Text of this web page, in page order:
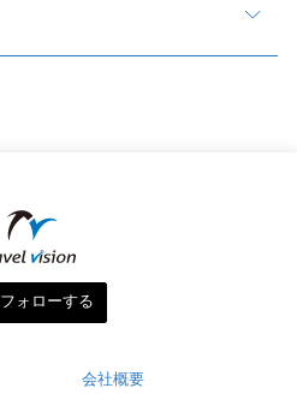
フォローする
会社概要